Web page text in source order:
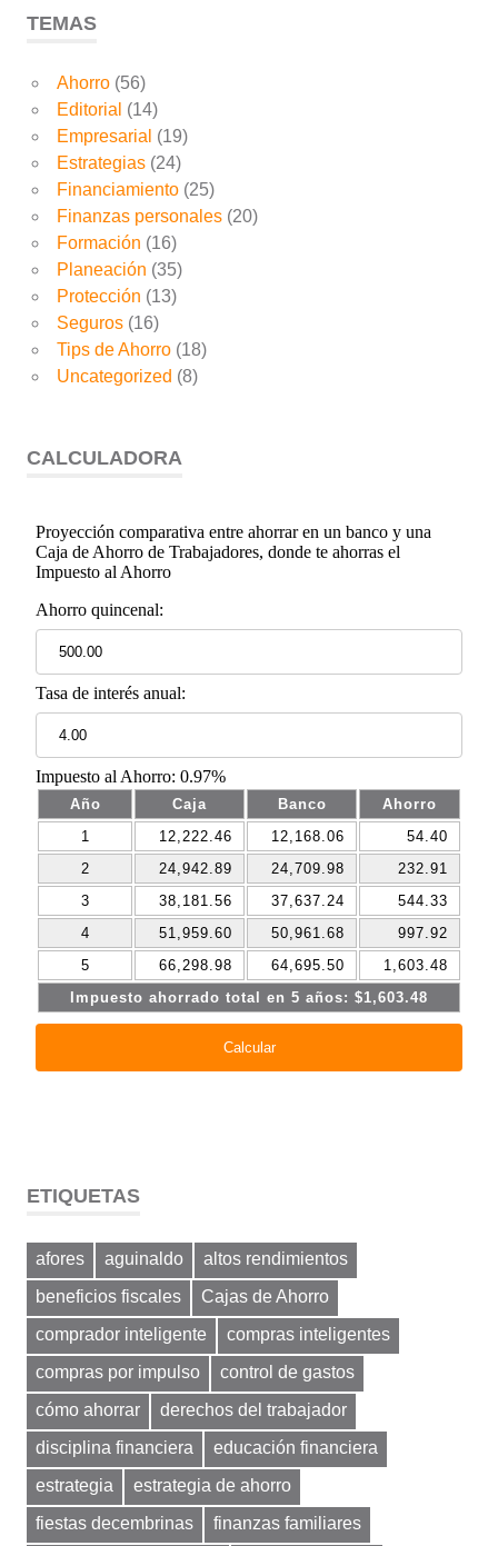
TEMAS
Ahorro(56)
Editorial (14)
Empresarial (19)
Estrategias(24)
Financiamiento(25)
Finanzas personales(20)
Formación (16)
Planeación (35)
Protección (13)
Seguros(16)
Tips de Ahorro(18)
Uncategorized (8)
CALCULADORA
ETIQUETAS
afores aguinaldo
altos rendimientos
beneficios fiscales
Cajas de Ahorro
comprador inteligente
compras inteligentes
compras por impulso
control de gastos
cómo ahorrar
derechos del trabajador
disciplina financiera
educación financiera
estrategia
estrategia de ahorro
fiestas decembrinas
finanzas familiares